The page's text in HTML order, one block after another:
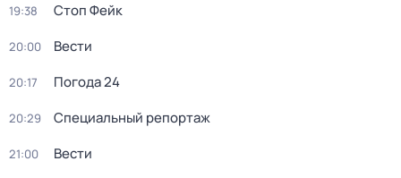
19:38 Стоп Фейк
20:00 Вести
20:17 Погода 24
20:29 Специальный репортаж
21:00 Вести